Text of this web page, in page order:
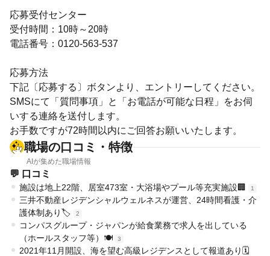
応募受付センター
受付時間：10時～20時
電話番号：0120-563-537
応募方法
下記〔応募する〕ボタンより、エントリーしてください。
SMSにて「質問事項」と「お電話が可能な日程」をお伺
いする連絡を送付します。
お手数ですが72時間以内にご回答お願いいたします。
職場の口コミ・特徴
AIが集めた職場情報
💬 口コミ
施設は地上22階、居室473室・大浴場やプール等充実施設🏢 1
三井不動産レジデンシャルウェルネスが運営、24時間看護・介
護体制あり🏷️
2
コンパスグループ・ジャパンが給食業務で求人を出している
（ホールスタッフ等）🍽️
3
2021年11月開設、海を望む高級レジデンスとして報道あり🗓️